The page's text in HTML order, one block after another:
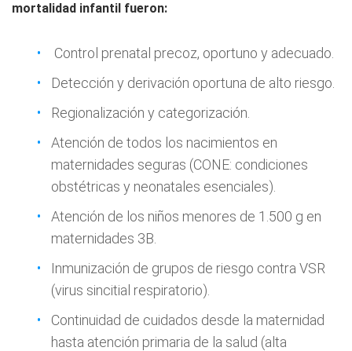
mortalidad infantil fueron:
Control prenatal precoz, oportuno y adecuado.
Detección y derivación oportuna de alto riesgo.
Regionalización y categorización.
Atención de todos los nacimientos en
maternidades seguras (CONE: condiciones
obstétricas y neonatales esenciales).
Atención de los niños menores de 1.500 g en
maternidades 3B.
Inmunización de grupos de riesgo contra VSR
(virus sincitial respiratorio).
Continuidad de cuidados desde la maternidad
hasta atención primaria de la salud (alta